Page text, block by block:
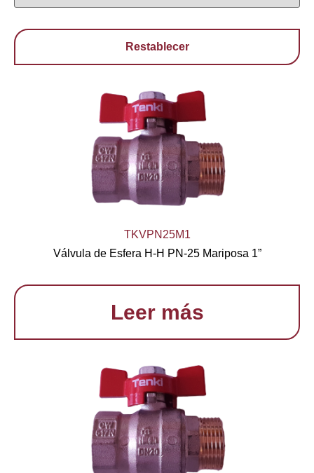
Restablecer
Válvula de Esfera H-H PN-25 Mariposa 1”
TKVPN25M1
Leer más